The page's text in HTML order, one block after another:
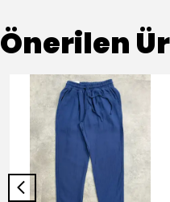
Önerilen